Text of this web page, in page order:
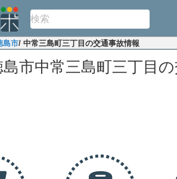
島市/ 中常三島町三丁目の交通事故情報
市中常三島町三丁目